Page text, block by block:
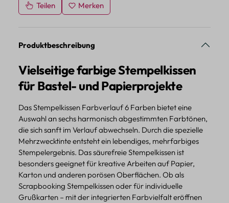
Teilen Merken
Produktbeschreibung
Vielseitige farbige Stempelkissen
für Bastel- und Papierprojekte
Das Stempelkissen Farbverlauf 6 Farben bietet eine
Auswahl an sechs harmonisch abgestimmten Farbtönen,
die sich sanft im Verlauf abwechseln. Durch die spezielle
Mehrzwecktinte entsteht ein lebendiges, mehrfarbiges
Stempelergebnis. Das säurefreie Stempelkissen ist
besonders geeignet für kreative Arbeiten auf Papier,
Karton und anderen porösen Oberflächen. Ob als
Scrapbooking Stempelkissen oder für individuelle
Grußkarten – mit der integrierten Farbvielfalt eröffnen